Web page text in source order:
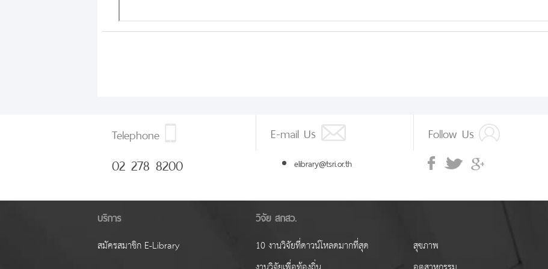
Telephone
02 278 8200
E-mail Us
elibrary@tsri.or.th
Follow Us
บริการ
สมัครสมาชิก E-Library
วิจัย สกสว.
10 งานวิจัยที่ดาวน์โหลดมากที่สุด
สุขภาพ